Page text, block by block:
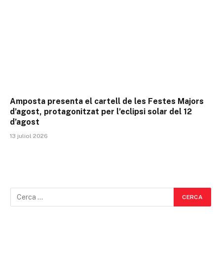
Amposta presenta el cartell de les Festes Majors
d’agost, protagonitzat per l’eclipsi solar del 12
d’agost
13 juliol 2026